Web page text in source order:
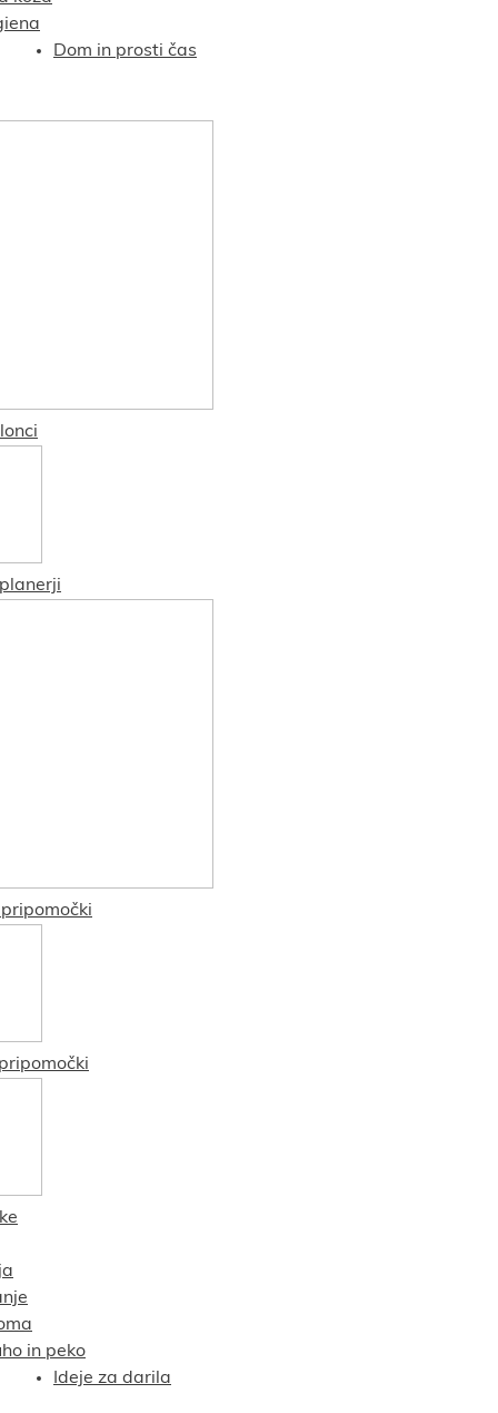
Dom in prosti čas
in peko
Ideje za darila